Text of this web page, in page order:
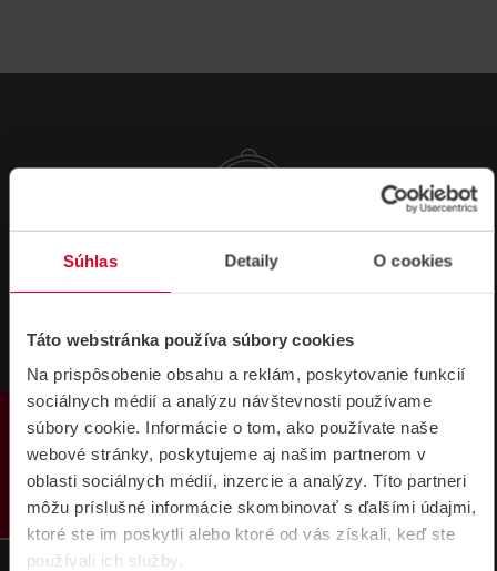
Súhlas Detaily O cookies
Táto webstránka používa súbory cookies
Na prispôsobenie obsahu a reklám, poskytovanie funkcií
sociálnych médií a analýzu návštevnosti používame
súbory cookie. Informácie o tom, ako používate naše
webové stránky, poskytujeme aj našim partnerom v
oblasti sociálnych médií, inzercie a analýzy. Títo partneri
môžu príslušné informácie skombinovať s ďalšími údajmi,
ktoré ste im poskytli alebo ktoré od vás získali, keď ste
používali ich služby.
PRODUKTY
NÁVODY A PODPORA
DATASHEETY
Pulsar AWO510PU zapustená skrinka Pr
oduktový list
598,39 kB